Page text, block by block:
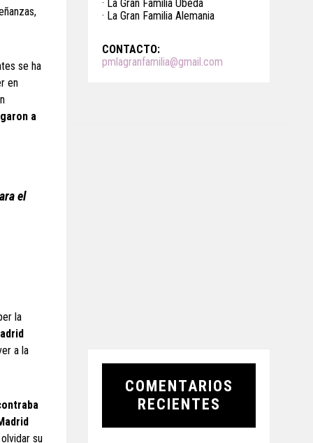
se ha
en
a
el
la
a la
su
· La Gran Familia Úbeda
· La Gran Familia Alemania
CONTACTO:
pmlagranfamilia@gmail.com
COMENTARIOS
RECIENTES